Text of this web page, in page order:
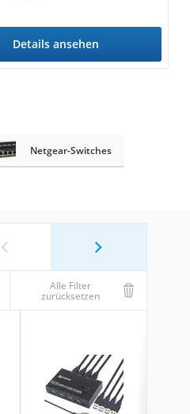
Details ansehen
Netgear-Switches
Alle Filter
zurücksetzen